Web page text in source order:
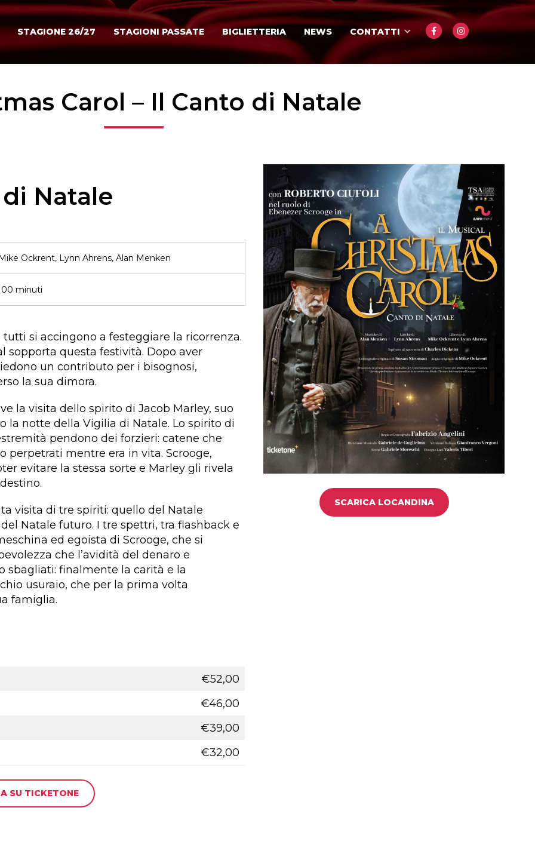
STAGIONE 26/27 STAGIONI PASSATE BIGLIETTERIA NEWS CONTATTI
Carol – Il Canto di Natale
Natale
Mike Ockrent, Lynn Ahrens, Alan Menken
minuti
si accingono a festeggiare la ricorrenza.
sopporta questa festività. Dopo aver
un contributo per i bisognosi,
la sua dimora.
la visita dello spirito di Jacob Marley, suo
la notte della Vigilia di Natale. Lo spirito di
pendono dei forzieri: catene che
perpetrati mentre era in vita. Scrooge,
evitare la stessa sorte e Marley gli rivela
visita di tre spiriti: quello del Natale
Natale futuro. I tre spettri, tra flashback e
ed egoista di Scrooge, che si
che l’avidità del denaro e
sbagliati: finalmente la carità e la
usuraio, che per la prima volta
famiglia.
€52,00
€46,00
€39,00
€32,00
SU TICKETONE
SCARICA LOCANDINA